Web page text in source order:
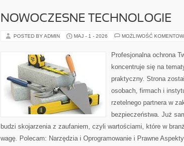
NOWOCZESNE TECHNOLOGIE
POSTED BY ADMIN MAJ - 1 - 2026 MOŻLIWOŚĆ
Profesjonalna ochrona
koncentruje się na
praktyczny. Strona
osobach, firmach i
rzetelnego partnera w
bezpieczeństwa. Już
budzi skojarzenia z zaufaniem, czyli wartościami, które w
wagę. Polecam: Narzędzia i Oprogramowanie i Prawne